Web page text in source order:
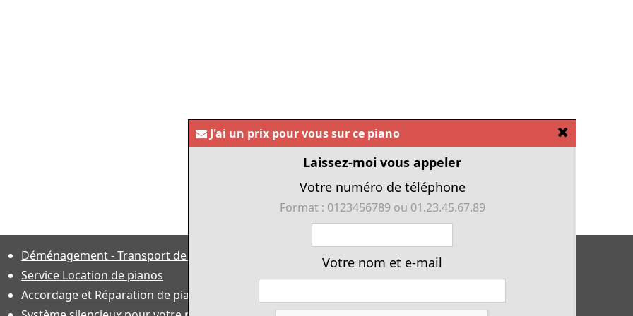
J'ai un prix pour vous sur ce piano
Laissez-moi vous appeler
Votre numéro de téléphone
Format : 0123456789 ou 01.23.45.67.89
Votre nom et e-mail
Déménagement - Transport de pianos
Service Location de pianos
Accordage et Réparation de piano
Tous nos pianos d'occasion